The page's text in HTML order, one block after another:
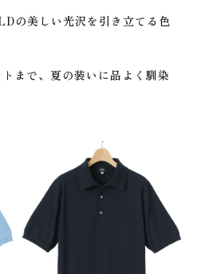
の美しい光沢を引き立てる色
まで、夏の装いに品よく馴染